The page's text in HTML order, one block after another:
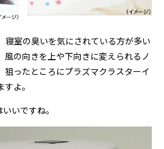
寝室の臭いを気にされている方が多い
風の向きを上や下向きに変えられるノ
狙ったところにプラズマクラスターイ
よ。
いですね。